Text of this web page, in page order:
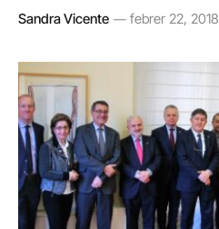
Sandra Vicente febrer 22, 2018